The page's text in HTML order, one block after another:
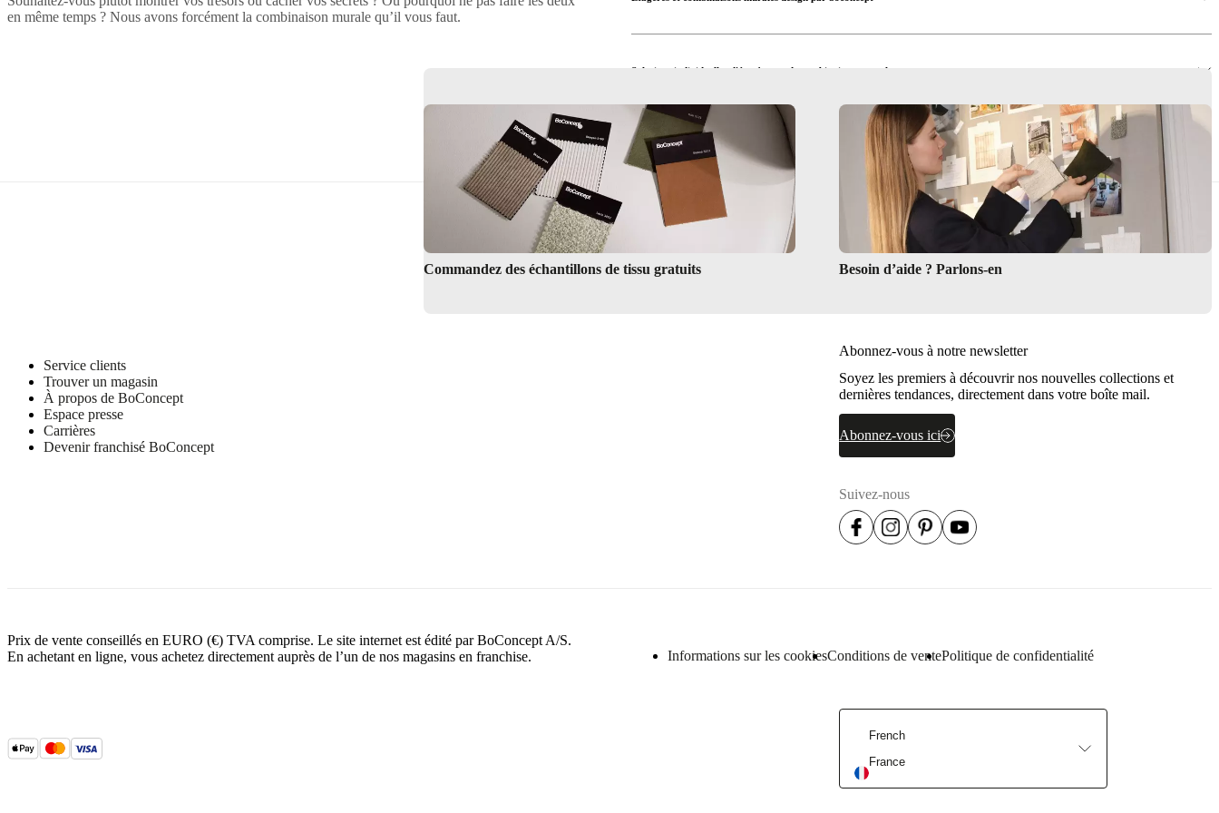
en même temps ? Nous avons forcément la combinaison murale qu’il vous faut.
Solutions individuelles d'étagères et de combinaisons murales
Acheter des étagères et des combinaisons murales design en ligne
Commandez des échantillons de tissu gratuits Besoin d’aide ? Parlons-en
Service clients
Trouver un magasin
À propos de BoConcept
Espace presse
Carrières
Devenir franchisé BoConcept
Abonnez-vous à notre newsletter
Soyez les premiers à découvrir nos nouvelles collections et
dernières tendances, directement dans votre boîte mail.
Abonnez-vous ici
Suivez-nous
Informations sur les cookiesConditions de ventePolitique de confidentialité
Prix de vente conseillés en EURO (€) TVA comprise. Le site internet est édité par BoConcept A/S.
En achetant en ligne, vous achetez directement auprès de l’un de nos magasins en franchise.
French
France